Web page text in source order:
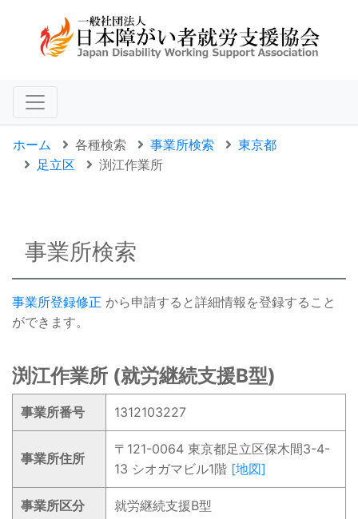
ホーム 各種検索 事業所検索
東京都
足立区
渕江作業所
事業所検索
事業所登録修正 から申請すると詳細情報を登録すること
ができます。
渕江作業所 (就労継続支援B型)
事業所番号 1312103227
事業所住所
〒121-0064 東京都足立区保木間3-4-
13 シオガマビル1階 [地図]
事業所区分 就労継続支援B型